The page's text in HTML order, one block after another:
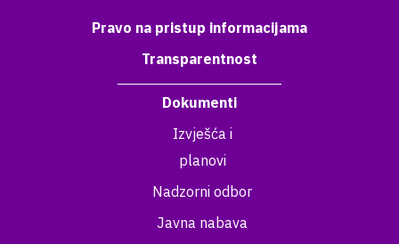
Pravo na pristup informacijama
Transparentnost
Dokumenti
Izvješća i
planovi
Nadzorni odbor
Javna nabava